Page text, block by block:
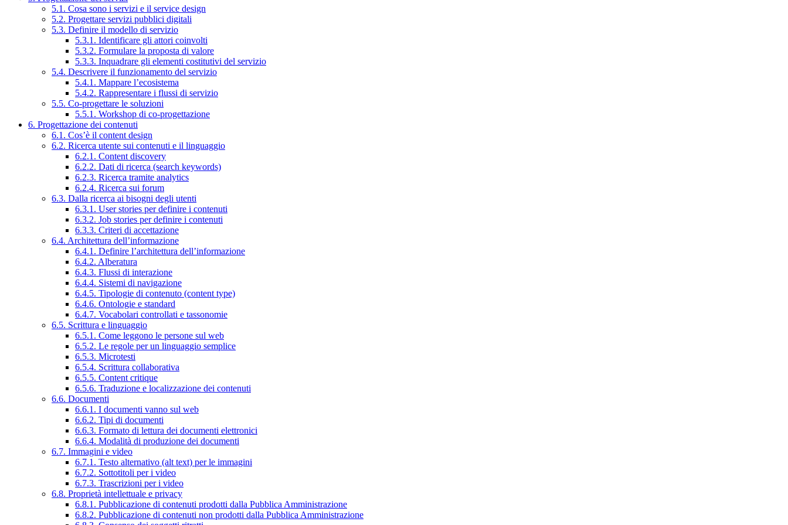
5.1. Cosa sono i servizi e il service design
5.2. Progettare servizi pubblici digitali
5.3. Definire il modello di servizio
5.3.1. Identificare gli attori coinvolti
5.3.2. Formulare la proposta di valore
5.3.3. Inquadrare gli elementi costitutivi del servizio
5.4. Descrivere il funzionamento del servizio
5.4.1. Mappare l’ecosistema
5.4.2. Rappresentare i flussi di servizio
5.5. Co-progettare le soluzioni
5.5.1. Workshop di co-progettazione
6. Progettazione dei contenuti
6.1. Cos’è il content design
6.2. Ricerca utente sui contenuti e il linguaggio
6.2.1. Content discovery
6.2.2. Dati di ricerca (search keywords)
6.2.3. Ricerca tramite analytics
6.2.4. Ricerca sui forum
6.3. Dalla ricerca ai bisogni degli utenti
6.3.1. User stories per definire i contenuti
6.3.2. Job stories per definire i contenuti
6.3.3. Criteri di accettazione
6.4. Architettura dell’informazione
6.4.1. Definire l’architettura dell’informazione
6.4.2. Alberatura
6.4.3. Flussi di interazione
6.4.4. Sistemi di navigazione
6.4.5. Tipologie di contenuto (content type)
6.4.6. Ontologie e standard
6.4.7. Vocabolari controllati e tassonomie
6.5. Scrittura e linguaggio
6.5.1. Come leggono le persone sul web
6.5.2. Le regole per un linguaggio semplice
6.5.3. Microtesti
6.5.4. Scrittura collaborativa
6.5.5. Content critique
6.5.6. Traduzione e localizzazione dei contenuti
6.6. Documenti
6.6.1. I documenti vanno sul web
6.6.2. Tipi di documenti
6.6.3. Formato di lettura dei documenti elettronici
6.6.4. Modalità di produzione dei documenti
6.7. Immagini e video
6.7.1. Testo alternativo (alt text) per le immagini
6.7.2. Sottotitoli per i video
6.7.3. Trascrizioni per i video
6.8. Proprietà intellettuale e privacy
6.8.1. Pubblicazione di contenuti prodotti dalla Pubblica Amministrazione
6.8.2. Pubblicazione di contenuti non prodotti dalla Pubblica Amministrazione